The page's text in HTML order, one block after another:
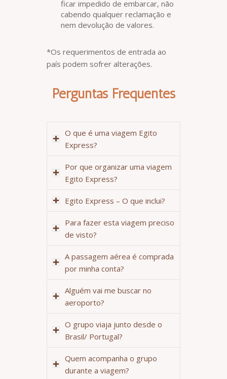
ficar impedido de embarcar, não
cabendo qualquer reclamação e
nem devolução de valores.
*Os requerimentos de entrada ao
país podem sofrer alterações.
Perguntas Frequentes
O que é uma viagem Egito
Express?
Por que organizar uma viagem
Egito Express?
Egito Express – O que inclui?
Para fazer esta viagem preciso
de visto?
A passagem aérea é comprada
por minha conta?
Alguém vai me buscar no
aeroporto?
O grupo viaja junto desde o
Brasil/ Portugal?
Quem acompanha o grupo
durante a viagem?